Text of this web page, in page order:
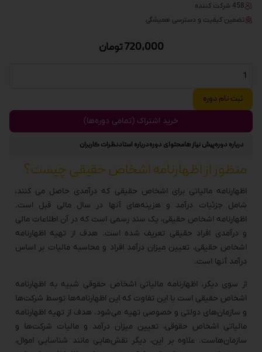
458 شرکت کننده
تضمین کیفیت و دسترسی همیشگی
720,000تومان
ثبت نام دوره
خرید اشتراک (تمامی دوره‌ها)
درباره دورهپیش نیاز هامحتوای دورهدرباره استادنظرات کاربران
منظور از اظهارنامه اشخاص حقیقی چیست؟
اظهارنامه مالیاتی برای اشخاص حقیقی که درآمدی حاصل می کنند،
شامل جزئیات درآمد و هزینه‌های آنها در سال مالی قبل است.
اظهارنامه اشخاص حقیقی، یک سند رسمی است که در آن اطلاعات مالی
و درآمدی افراد حقیقی تعریف شده است. هدف از تهیه اظهارنامه
اشخاص حقیقی، تعیین میزان درآمد افراد و محاسبه مالیات بر اساس
درآمد آنها است.
از سوی دیگر، اظهارنامه مالیاتی اشخاص حقوقی شبیه به اظهارنامه
اشخاص حقیقی است با این تفاوت که این اظهارنامه‌ها توسط شرکت‌ها
و سازمان‌های دولتی و خصوصی تهیه می‌شود. هدف از تهیه اظهارنامه
مالیاتی اشخاص حقوقی، تعیین میزان درآمد و مالیات شرکت‌ها و
سازمان‌هاست. علاوه بر این، دیگر نقش‌هایی مانند شناسایی اموال،